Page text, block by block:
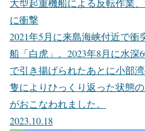
に衝撃
2021年5月に来島海峡付近で
船「白虎」。2023年8月に水深
で引き揚げられたあとに小部
隻によりひっくり返った状態
がおこなわれました。
2023.10.18